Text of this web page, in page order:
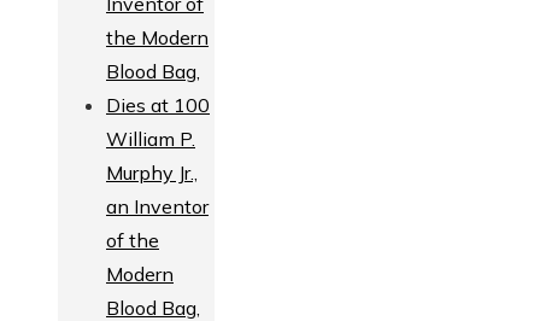
William P.
Murphy Jr.,
an Inventor
of the
Modern
Blood Bag,